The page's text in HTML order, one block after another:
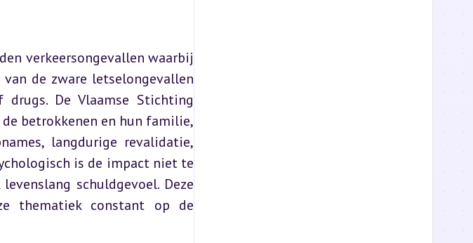
verkeersongevallen waarbij
de zware letselongevallen
De Vlaamse Stichting
betrokkenen en hun familie,
langdurige revalidatie,
is de impact niet te
schuldgevoel. Deze
thematiek constant op de